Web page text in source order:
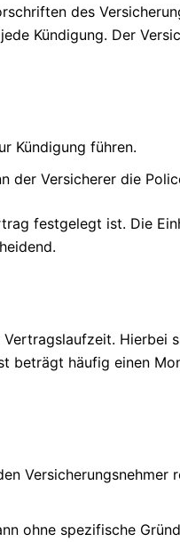
des
Kündigung. Der
Kündigung führen.
der Versicherer die
festgelegt ist. Die
Hierbei
beträgt häufig einen
Versicherungsnehmer
ohne spezifische